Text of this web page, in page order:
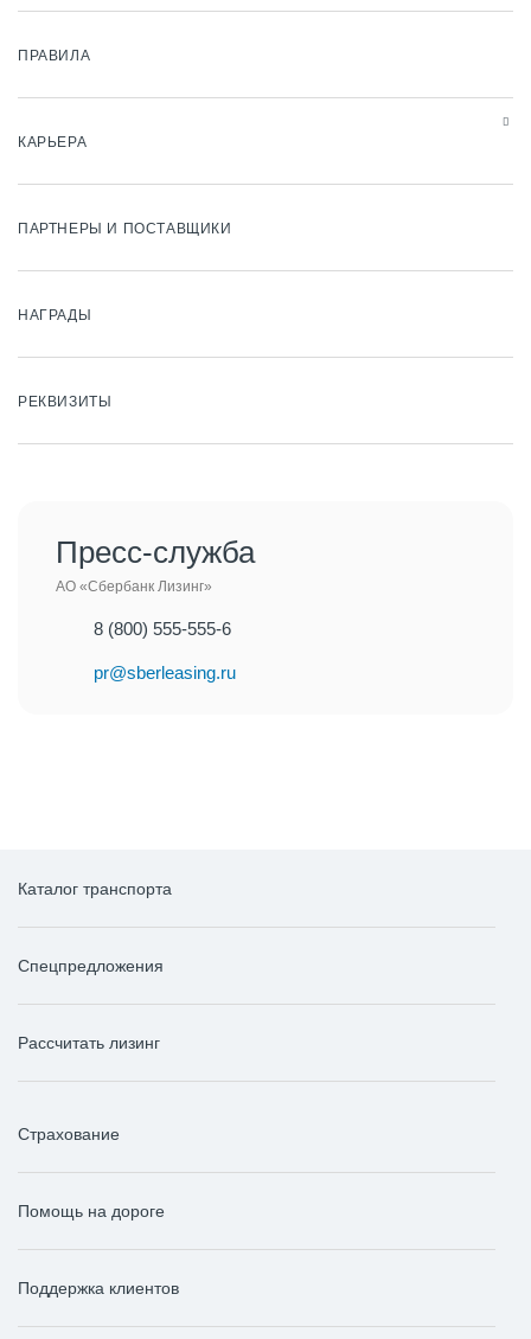
ПРАВИЛА
КАРЬЕРА
ПАРТНЕРЫ И ПОСТАВЩИКИ
НАГРАДЫ
РЕКВИЗИТЫ
Пресс-служба
АО «Сбербанк Лизинг»
8 (800) 555-555-6
pr@sberleasing.ru
Каталог транспорта
Спецпредложения
Рассчитать лизинг
Страхование
Помощь на дороге
Поддержка клиентов